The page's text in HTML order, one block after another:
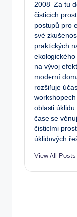
2008. Za tu
čisticích
postupů pro
své
praktických
na vývoj
moderní
rozšiřuje
oblasti úklidu
čase se
čisticími
úklidových
View All Posts